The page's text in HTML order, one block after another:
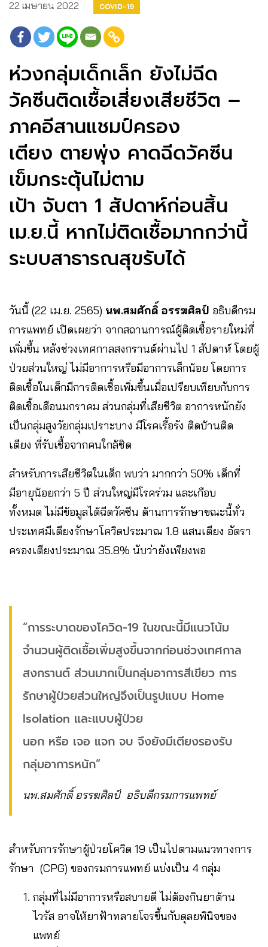
22 เมษายน 2022 COVID-19
ห่วงกลุ่มเด็กเล็ก ยังไม่ฉีด
วัคซีนติดเชื้อเสี่ยงเสียชีวิต –
ภาคอีสานแชมป์ครอง
เตียง ตายพุ่ง คาดฉีดวัคซีน
เข็มกระตุ้นไม่ตาม
เป้า จับตา 1 สัปดาห์ก่อนสิ้น
เม.ย.นี้ หากไม่ติดเชื้อมากกว่านี้
ระบบสาธารณสุขรับได้
วันนี้ (22 เม.ย. 2565) นพ.สมศักดิ์ อรรฆศิลป์ อธิบดีกรม
การแพทย์ เปิดเผยว่า จากสถานการณ์ผู้ติดเชื้อรายใหม่ที่
เพิ่มขึ้น หลังช่วงเทศกาลสงกรานต์ผ่านไป 1 สัปดาห์ โดยผู้
ป่วยส่วนใหญ่ ไม่มีอาการหรือมีอาการเล็กน้อย โดยการ
ติดเชื้อในเด็กมีการติดเชื้อเพิ่มขึ้นเมื่อเปรียบเทียบกับการ
ติดเชื้อเดือนมกราคม ส่วนกลุ่มที่เสียชีวิต อาการหนักยัง
เป็นกลุ่มสูงวัยกลุ่มเปราะบาง มีโรคเรื้อรัง ติดบ้านติด
เตียง ที่รับเชื้อจากคนใกล้ชิด
สำหรับการเสียชีวิตในเด็ก พบว่า มากกว่า 50% เด็กที่
มีอายุน้อยกว่า 5 ปี ส่วนใหญ่มีโรคร่วม และเกือบ
ทั้งหมด ไม่มีข้อมูลได้ฉีดวัคซีน ด้านการรักษาขณะนี้ทั่ว
ประเทศมีเตียงรักษาโควิดประมาณ 1.8 แสนเตียง อัตรา
ครองเตียงประมาณ 35.8% นับว่ายังเพียงพอ
“การระบาดของโควิด-19 ในขณะนี้มีแนวโน้ม
จำนวนผู้ติดเชื้อเพิ่มสูงขึ้นจากก่อนช่วงเทศกาล
สงกรานต์ ส่วนมากเป็นกลุ่มอาการสีเขียว การ
รักษาผู้ป่วยส่วนใหญ่จึงเป็นรูปแบบ Home
Isolation และแบบผู้ป่วย
นอก หรือ เจอ แจก จบ จึงยังมีเตียงรองรับ
กลุ่มอาการหนัก”
นพ.สมศักดิ์ อรรฆศิลป์ อธิบดีกรมการแพทย์
สำหรับการรักษาผู้ป่วยโควิด 19 เป็นไปตามแนวทางการ
รักษา (CPG) ของกรมการแพทย์ แบ่งเป็น 4 กลุ่ม
กลุ่มที่ไม่มีอาการหรือสบายดี ไม่ต้องกินยาต้าน
ไวรัส อาจให้ยาฟ้าทลายโจรขึ้นกับดุลยพินิจของ
แพทย์